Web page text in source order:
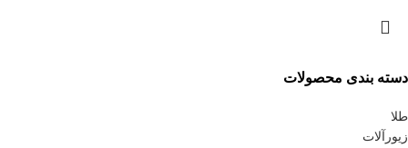
دسته بندی محصولات
طلا
زیورآلات